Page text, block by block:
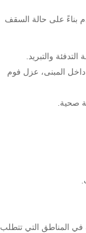
بناءً على حالة السقف
والتبريد.
المبنى، عزل فوم
صحية.
المناطق التي تتطلب